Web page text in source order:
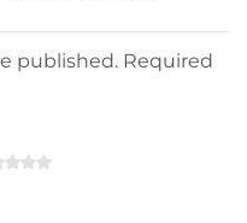
published. Required